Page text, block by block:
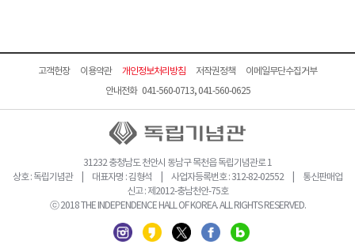
고객헌장 이용약관 개인정보처리방침 저작권정책
이메일무단수집거부
안내전화 041-560-0713, 041-560-0625
31232 충청남도 천안시 동남구 목천읍 독립기념관로 1
상호 : 독립기념관 | 대표자명 : 김형석 | 사업자등록번호 : 312-82-02552 | 통신판매업
신고 : 제2012-충남천안-75호
ⓒ 2018 THE INDEPENDENCE HALL OF KOREA. ALL RIGHTS RESERVED.